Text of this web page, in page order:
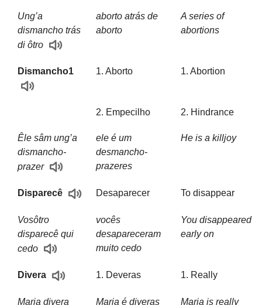
Ung’a
dismancho trás
di ôtro
aborto atrás de
aborto
A series of
abortions
Dismancho1 1. Aborto 1. Abortion
2. Empecilho 2. Hindrance
Êle sâm ung’a
dismancho-
prazer
ele é um
desmancho-
prazeres
He is a killjoy
Disparecê Desaparecer To disappear
Vosôtro
disparecê qui
cedo
vocês
desapareceram
muito cedo
You disappeared
early on
Divera 1. Deveras 1. Really
Maria divera
Maria é diveras
Maria is really